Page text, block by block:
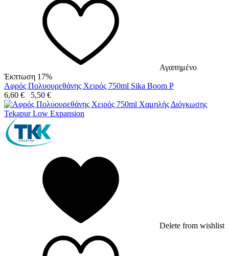
Αγαπημένο
Έκπτωση 17%
Αφρός Πολυουρεθάνης Χειρός 750ml Sika Boom P
6,60 € 5,50 €
Delete from wishlist